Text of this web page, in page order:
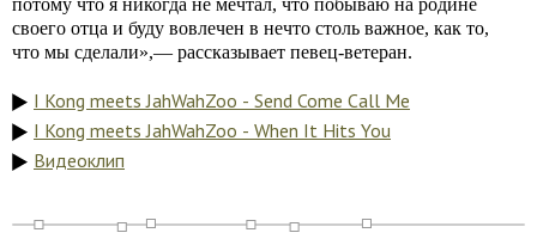
потому что я никогда не мечтал, что побываю на родине
своего отца и буду вовлечен в нечто столь важное, как то,
что мы сделали»,— рассказывает певец-ветеран.
I Kong meets JahWahZoo - Send Come Call Me
I Kong meets JahWahZoo - When It Hits You
Видеоклип